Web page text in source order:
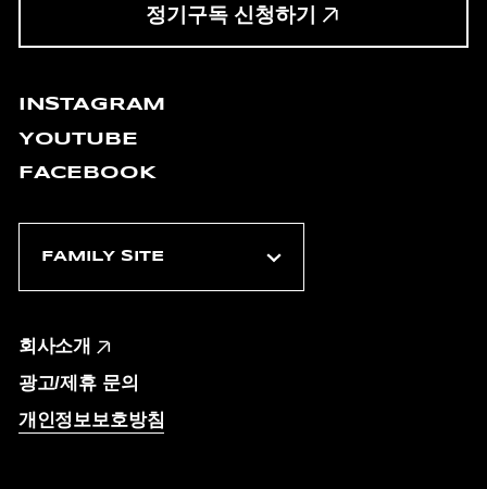
정기구독 신청하기
INSTAGRAM
YOUTUBE
FACEBOOK
회사소개
광고/제휴 문의
개인정보보호방침